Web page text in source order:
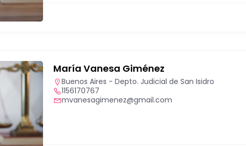
María Vanesa Giménez
Buenos Aires - Depto. Judicial de San Isidro
1156170767
mvanesagimenez@gmail.com